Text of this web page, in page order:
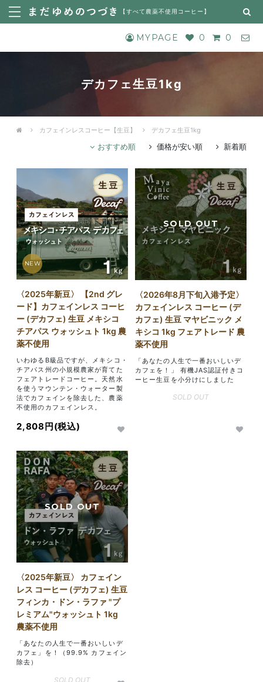
【すべて農薬不使用コーヒー 】
MYPAGE 0 0
デカフェ生豆1kg
カフェインレスコーヒー【生豆】 デカフェ生豆1kg
おすすめ順 価格が安い順 新着順
NEW
〈2025年新豆〉 【2nd グレ
ード】カフェインレス コーヒ
ー (デカフェ) 生豆 メキシコ
チアパス ウォッシュト 1kg 農
薬不使用
いわゆるB級品ですが、メキシコ・
チアパス州の小規模農家が育てた
フェアトレードコーヒー。天然水
を使うマウンテン・ウォーター製
法でカフェインを除去した、農薬
不使用のカフェインレス。
2,808円(税込)
〈2026年8月下旬入港予定〉
カフェインレス コーヒー (デ
カフェ) 生豆 マヤビニック メ
キシコ 1kg フェアトレード 農
薬不使用
「あなたの人生で一番おいしいデ
カフェを！」 有機JAS認証付きコ
ーヒー生豆を小分けにしました
SOLD OUT
〈2025年新豆〉 カフェイン
レス コーヒー (デカフェ) 生豆
フィンカ・ドン・ラファ "プ
レミアム"ウォッシュト 1kg
農薬不使用
「あなたの人生で一番おいしいデ
カフェ」を！（99.9% カフェイン
除去）
SOLD OUT